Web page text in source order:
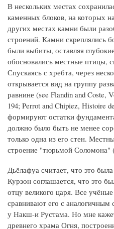
В нескольких местах
каменных блоков, на которых
других местах камни были
строений. Камни скреплялись
были выбиты, оставляя
обосновались местные птицы,
Спускаясь с хребта, через
открывается вид на группу
равнине (see Flandin and Coste,
194; Perrot and Chipiez, Histoire
формируют остатки
должно было быть не менее
только одна из его стен.
строение "тюрьмой Соломона"
Дьёлафуа считает, что это
Курзон соглашается, что это
отцу великого царя. Все
сравнивают его с аналогичным
у Накш-и Рустама. Но мне
древнего храма Огня,